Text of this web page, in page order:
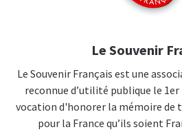
Le Souvenir
Le Souvenir Français est une
reconnue d’utilité publique le 1er
vocation d'honorer la mémoire de
pour la France qu’ils soient